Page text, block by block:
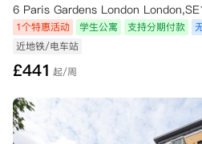
6 Paris Gardens London
1个特惠活动 学生公寓 支持分期付款
近地铁/电车站
£441 起/周